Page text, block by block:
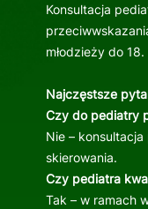
Konsultacja
młodzieży do
Najczęstsze
Czy do pediatry
Nie –
skierowania.
Czy pediatra
Tak – w ramach